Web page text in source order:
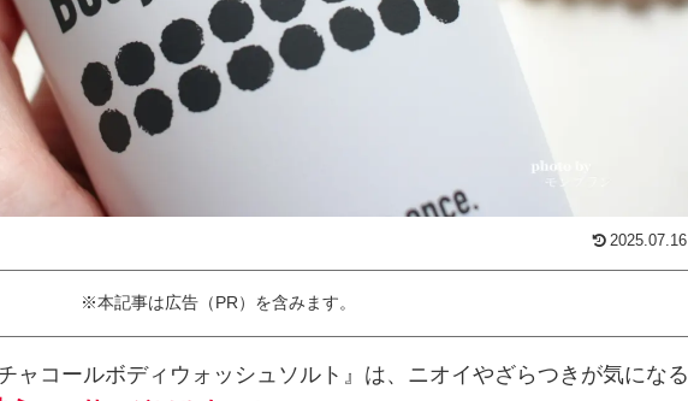
2025.07.16
※本記事は広告（PR）を含みます。
ャコールボディウォッシュソルト』は、ニオイやざらつきが気になる